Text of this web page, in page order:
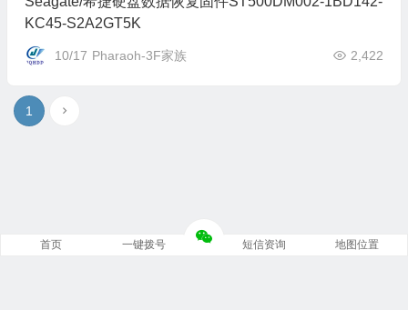
KC45-S2A2GT5K
10/17 Pharaoh-3F家族 2,422
1
首页 一键拨号 短信资询 地图位置